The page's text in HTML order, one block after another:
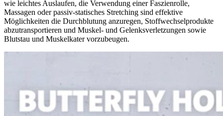
wie leichtes Auslaufen, die Verwendung einer Faszienrolle,
Massagen oder passiv-statisches Stretching sind effektive
Möglichkeiten die Durchblutung anzuregen, Stoffwechselprodukte
abzutransportieren und Muskel- und Gelenksverletzungen sowie
Blutstau und Muskelkater vorzubeugen.